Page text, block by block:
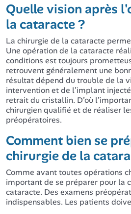
Quelle vision après
la cataracte ?
La chirurgie de la cataracte
Une opération de la cataracte
conditions est toujours
retrouvent généralement une
résultat dépend du trouble de la
intervention et de l’implant
retrait du cristallin. D’où
chirurgien qualifié et de réaliser
préopératoires.
Comment bien se
chirurgie de la
Comme avant toutes opérations
important de se préparer pour la
cataracte. Des examens
indispensables. Les patients